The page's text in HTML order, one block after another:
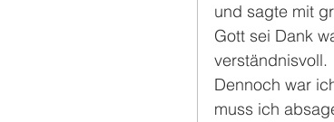
und sagte mit
Gott sei Dank
verständnisvoll.
Dennoch war
muss ich